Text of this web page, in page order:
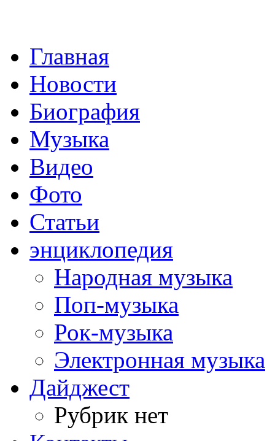
Главная
Новости
Биография
Музыка
Видео
Фото
Статьи
энциклопедия
Народная музыка
Поп-музыка
Рок-музыка
Электронная музыка
Дайджест
Рубрик нет